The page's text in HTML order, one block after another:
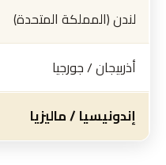
لندن (المملكة المتحدة)
أذربيجان / جورجيا
إندونيسيا / ماليزيا